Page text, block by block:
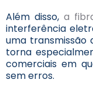
Além disso, a
interferência
uma transmissão
torna
comerciais em
sem erros.